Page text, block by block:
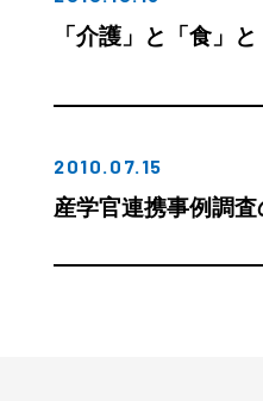
「介護」と「食」
2010.07.15
産学官連携事例調